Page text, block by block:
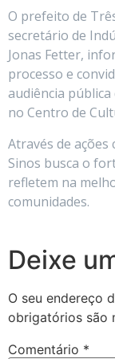
O prefeito de
secretário de
Jonas Fetter,
processo e
audiência pública
no Centro de
Através de
Sinos busca o
refletem na
comunidades.
Deixe
O seu endereço
obrigatórios são
Comentário *